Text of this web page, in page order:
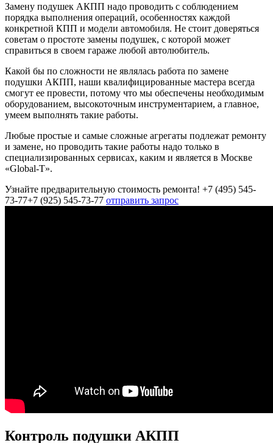
Замену подушек АКПП надо проводить с соблюдением
порядка выполнения операций, особенностях каждой
конкретной КПП и модели автомобиля. Не стоит доверяться
советам о простоте замены подушек, с которой может
справиться в своем гараже любой автолюбитель.
Какой бы по сложности не являлась работа по замене
подушки АКПП, наши квалифицированные мастера всегда
смогут ее провести, потому что мы обеспечены необходимым
оборудованием, высокоточным инструментарием, а главное,
умеем выполнять такие работы.
Любые простые и самые сложные агрегаты подлежат ремонту
и замене, но проводить такие работы надо только в
специализированных сервисах, каким и является в Москве
«Global-T».
Узнайте предварительную стоимость ремонта! +7 (495) 545-
73-77+7 (925) 545-73-77 отправить запрос
Контроль подушки АКПП